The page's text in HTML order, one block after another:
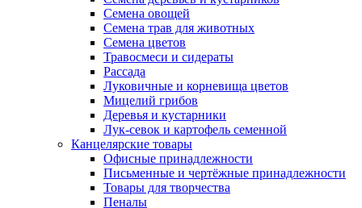
Семена овощей
Семена трав для животных
Семена цветов
Травосмеси и сидераты
Рассада
Луковичные и корневища цветов
Мицелий грибов
Деревья и кустарники
Лук-севок и картофель семенной
Канцелярские товары
Офисные принадлежности
Письменные и чертёжные принадлежности
Товары для творчества
Пеналы